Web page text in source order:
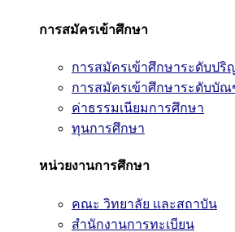
การสมัครเข้าศึกษา
การสมัครเข้าศึกษาระดับป
การสมัครเข้าศึกษาระดับบั
ค่าธรรมเนียมการศึกษา
ทุนการศึกษา
หน่วยงานการศึกษา
คณะ วิทยาลัย และสถาบัน
สำนักงานการทะเบียน